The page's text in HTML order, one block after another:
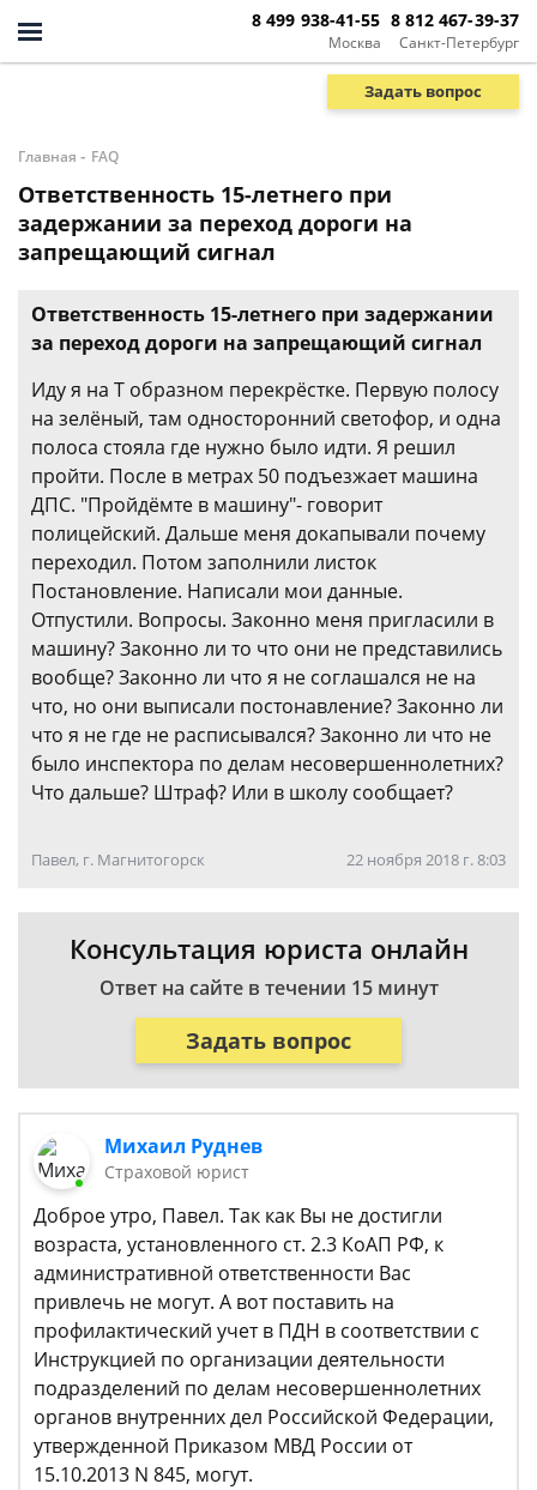
Москва
8 499 938-41-55
Санкт-Петербург
8 812 467-39-37
Задать вопрос
Главная - FAQ
Ответственность 15-летнего при
задержании за переход дороги на
запрещающий сигнал
Ответственность 15-летнего при задержании
за переход дороги на запрещающий сигнал
Иду я на Т образном перекрёстке. Первую полосу
на зелёный, там односторонний светофор, и одна
полоса стояла где нужно было идти. Я решил
пройти. После в метрах 50 подъезжает машина
ДПС. "Пройдёмте в машину"- говорит
полицейский. Дальше меня докапывали почему
переходил. Потом заполнили листок
Постановление. Написали мои данные.
Отпустили. Вопросы. Законно меня пригласили в
машину? Законно ли то что они не представились
вообще? Законно ли что я не соглашался не на
что, но они выписали постонавление? Законно ли
что я не где не расписывался? Законно ли что не
было инспектора по делам несовершеннолетних?
Что дальше? Штраф? Или в школу сообщает?
Павел, г. Магнитогорск 22 ноября 2018 г. 8:03
Консультация юриста онлайн
Ответ на сайте в течении 15 минут
Задать вопрос
Михаил Руднев
Страховой юрист
Доброе утро, Павел. Так как Вы не достигли
возраста, установленного ст. 2.3 КоАП РФ, к
административной ответственности Вас
привлечь не могут. А вот поставить на
профилактический учет в ПДН в соответствии с
Инструкцией по организации деятельности
подразделений по делам несовершеннолетних
органов внутренних дел Российской Федерации,
утвержденной Приказом МВД России от
15.10.2013 N 845, могут.